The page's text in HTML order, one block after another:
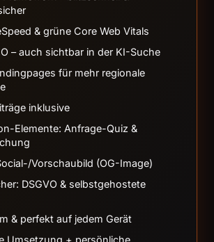
& grüne Core Web Vitals
– auch sichtbar in der KI-Suche
für mehr regionale
inklusive
Elemente: Anfrage-Quiz &
Vorschaubild (OG-Image)
DSGVO & selbstgehostete
& perfekt auf jedem Gerät
Umsetzung + persönliche